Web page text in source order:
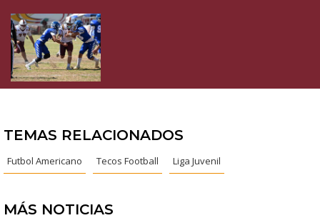
TEMAS RELACIONADOS
Futbol Americano Tecos Football Liga Juvenil
MÁS NOTICIAS